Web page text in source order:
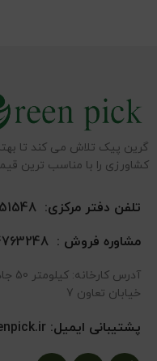
گرین پیک تلاش می کند تا
کشاورزی را با مناسب ترین
تلفن دفتر مرکزی:021
مشاوره فروش :
خیابان تعاون 7
پشتیبانی ایمیل: